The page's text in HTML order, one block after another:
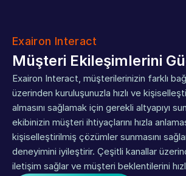
Exairon Interact
Müşteri Ekileşimlerini
Exairon Interact, müşterilerinizin farklı
üzerinden kuruluşunuzla hızlı ve
almasını sağlamak için gerekli altyapıyı
ekibinizin müşteri ihtiyaçlarını hızla
kişiselleştirilmiş çözümler sunmasını
deneyimini iyileştirir. Çeşitli kanallar
iletişim sağlar ve müşteri beklentilerini